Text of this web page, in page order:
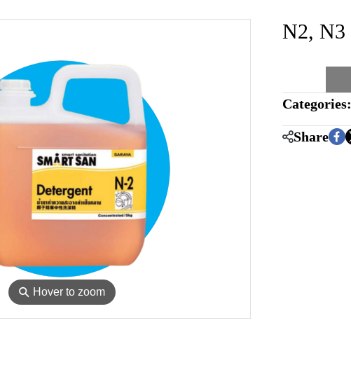
⚲ Hover to zoom
N2, N3
Categories:
Share